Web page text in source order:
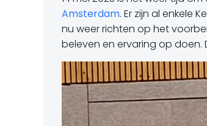
Amsterdam. Er zijn al enkele
nu weer richten op het
beleven en ervaring op doen.